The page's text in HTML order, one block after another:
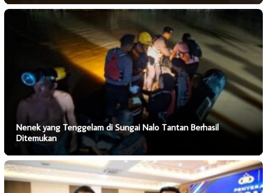
Nenek yang Tenggelam di Sungai Nalo Tantan Berhasil
Ditemukan